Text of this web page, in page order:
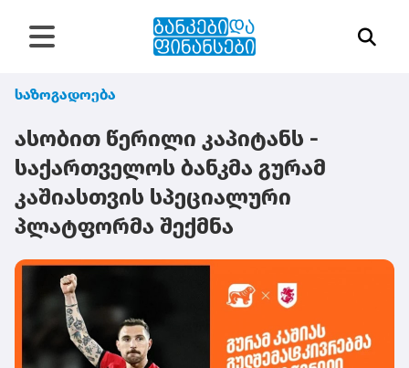
საზოგადოება
ასობით წერილი კაპიტანს -
საქართველოს ბანკმა გურამ
კაშიასთვის სპეციალური
პლატფორმა შექმნა